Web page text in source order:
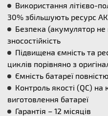
Використання літієво-
30% збільшують ресурс
Безпека (акумулятор не
зносостійкість
Підвищена ємність та
циклів порівняно з
Ємність батареї
Контроль якості (QC)
виготовлення батареї
Гарантія – 12 місяців